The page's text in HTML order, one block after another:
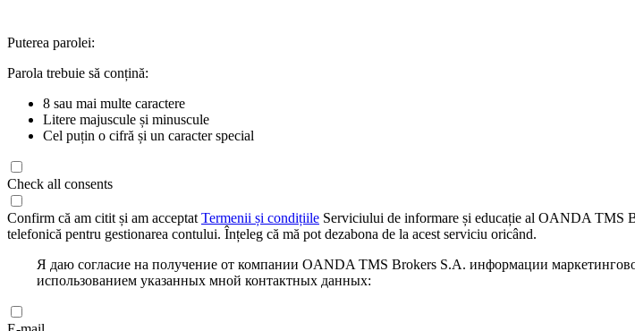
Puterea parolei:
Parola trebuie să conțină:
8 sau mai multe caractere
Litere majuscule și minuscule
Cel puțin o cifră și un caracter special
Check all consents
Confirm că am citit și am acceptat Termenii și condițiile Serviciului de informare și educație al OANDA TMS
telefonică pentru gestionarea contului. Înțeleg că mă pot dezabona de la acest serviciu oricând.
Я даю согласие на получение от компании OANDA TMS Brokers S.A. информации
использованием указанных мной контактных данных: